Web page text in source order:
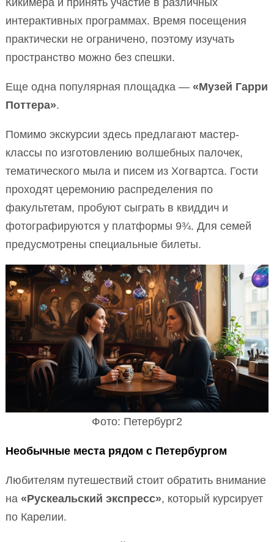
Кикимера и принять участие в различных
интерактивных программах. Время посещения
практически не ограничено, поэтому изучать
пространство можно без спешки.
Еще одна популярная площадка — «Музей Гарри
Поттера».
Помимо экскурсии здесь предлагают мастер-
классы по изготовлению волшебных палочек,
тематического мыла и писем из Хогвартса. Гости
проходят церемонию распределения по
факультетам, пробуют сыграть в квиддич и
фотографируются у платформы 9¾. Для семей
предусмотрены специальные билеты.
Фото: Петербург2
Необычные места рядом с Петербургом
Любителям путешествий стоит обратить внимание
на «Рускеальский экспресс», который курсирует
по Карелии.